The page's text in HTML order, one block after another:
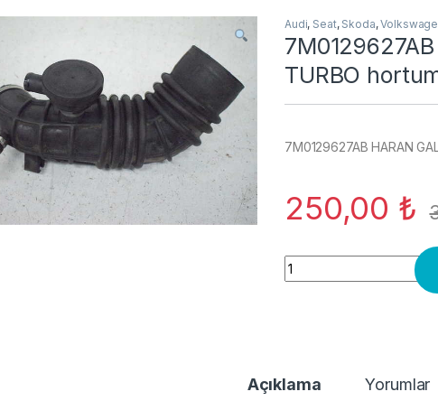
Audi, Seat, Skoda,
TURBO
7M0129627AB HARAN
250,00 ₺
7M0129627AB HARAN
Açıklama Yorumlar